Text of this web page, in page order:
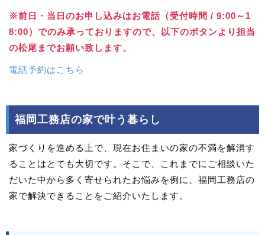
※前日・当日のお申し込みはお電話（受付時間 / 9:00～1
8:00）でのみ承っておりますので、以下のボタンより担当
の松尾までお願い致します。
電話予約はこちら
福岡工務店の家で叶う暮らし
家づくりを進める上で、現在お住まいの家の不満を解消す
ることはとても大切です。そこで、これまでにご相談いた
だいた中から多く寄せられたお悩みを例に、福岡工務店の
家で解決できることをご紹介いたします。